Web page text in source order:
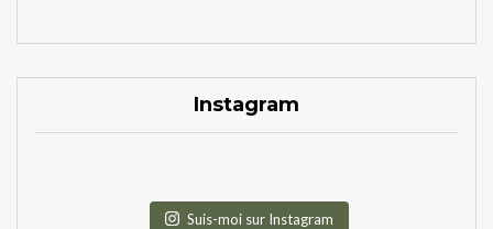
Instagram
Suis-moi sur Instagram